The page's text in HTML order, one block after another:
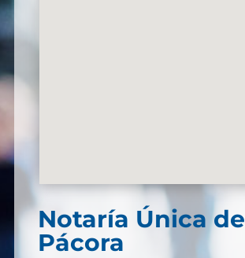
Notaría Única de
Pácora